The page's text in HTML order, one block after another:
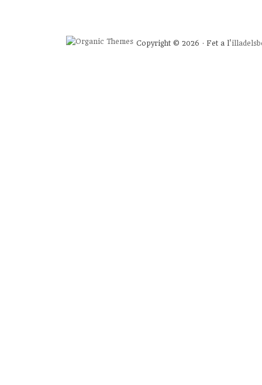
Copyright © 2026 · Fet a l'